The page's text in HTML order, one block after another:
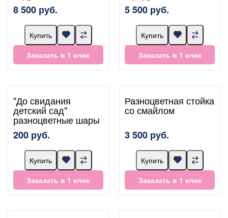
8 500 руб.
Купить
Заказать в 1 клик
5 500 руб.
Купить
Заказать в 1 клик
"До свидания
детский сад"
разноцветные шары
200 руб.
Купить
Заказать в 1 клик
Разноцветная стойка
со смайлом
3 500 руб.
Купить
Заказать в 1 клик